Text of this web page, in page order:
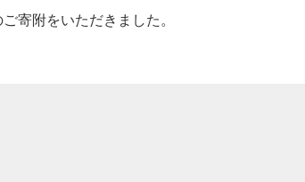
寄附をいただきました。